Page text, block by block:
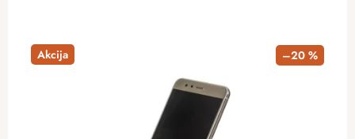
Akcija –20 %